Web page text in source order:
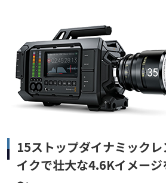
15ストップダイナミック
イクで壮大な4.6Kイメー